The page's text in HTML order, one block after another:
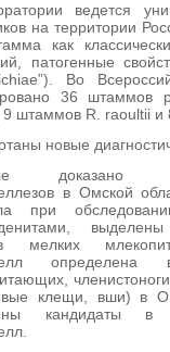
ведется
на территории
как
патогенные
Во
36 штаммов
9 штаммов R. raoultii и
новые
доказано
в Омской
при
мелких
клещи, вши) в
кандидаты